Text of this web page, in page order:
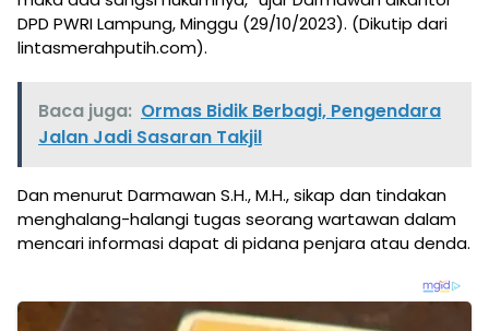
DPD PWRI Lampung, Minggu (29/10/2023). (Dikutip dari
lintasmerahputih.com).
Baca juga: Ormas Bidik Berbagi, Pengendara
Jalan Jadi Sasaran Takjil
Dan menurut Darmawan S.H., M.H., sikap dan tindakan
menghalang-halangi tugas seorang wartawan dalam
mencari informasi dapat di pidana penjara atau denda.